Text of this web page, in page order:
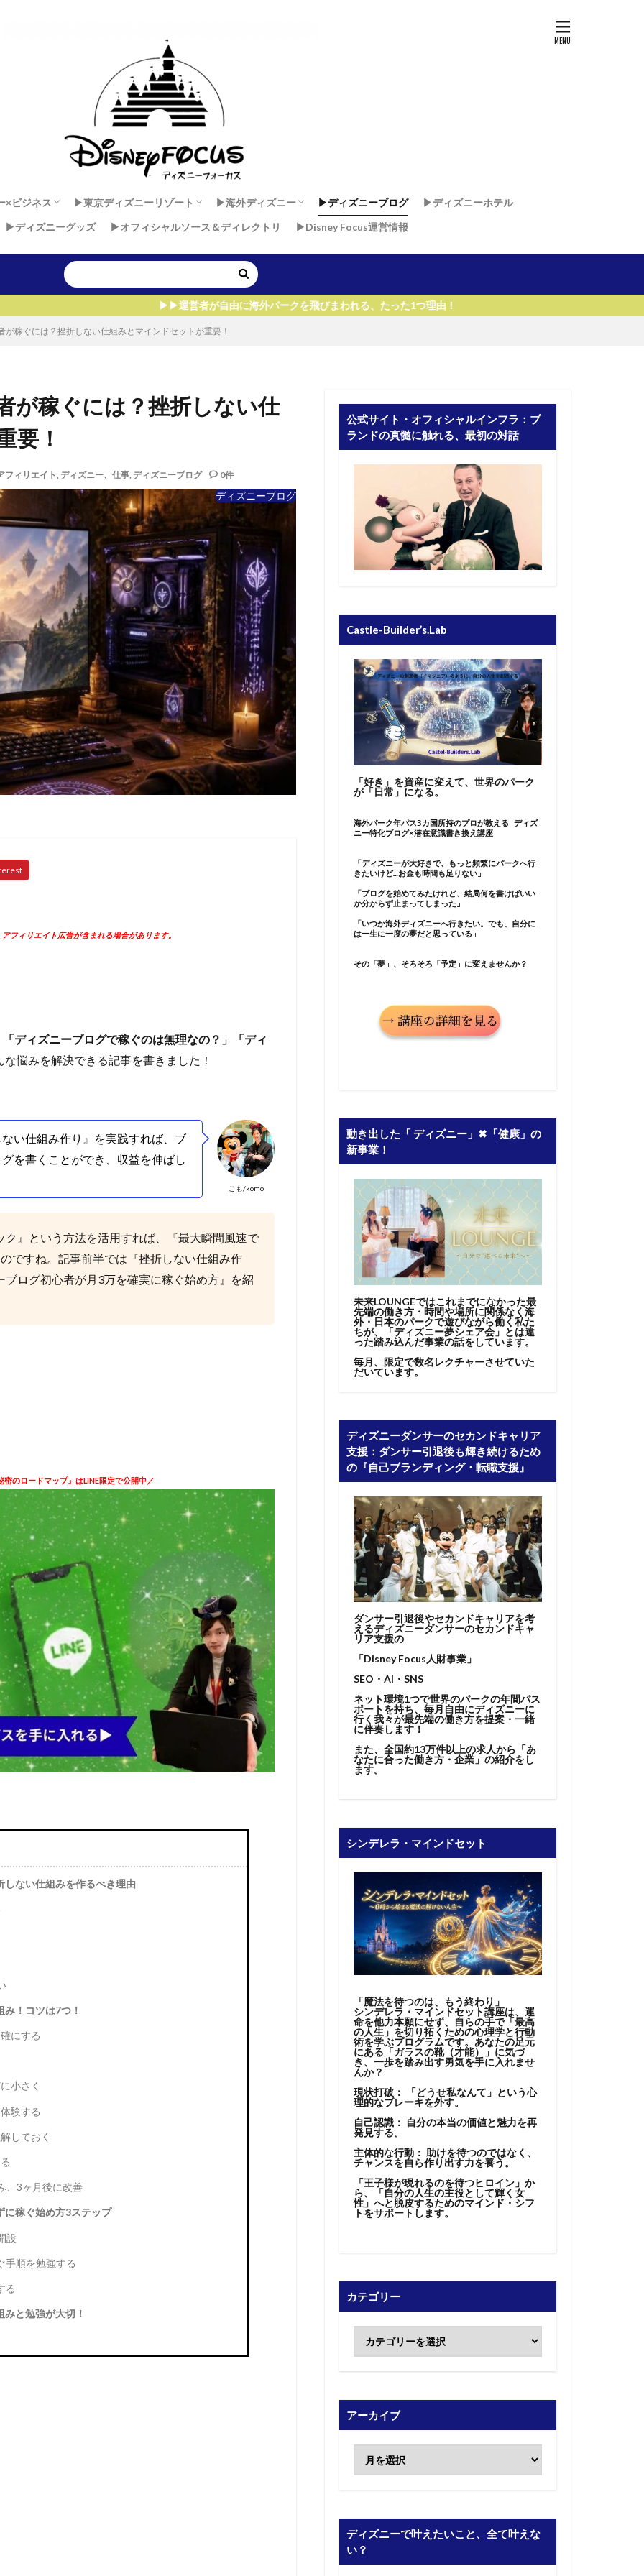
×ビジネス
× 健康
サーセカンドキャリア
×マインド
▶︎東京ディズニーリゾート
東京ディズニーランド
東京ディズニーシー
▶︎海外ディズニー
香港ディズニーランド
上海ディズニーランド
アウラニ・ディズニー・リゾート & スパ
ディズニーランド・リゾート
ディズニーランドパリ
ウォルト・ディズニー・ワールド・リゾート
▶︎ディズニーブログ
▶︎ディズニーホテル
▶︎ディズニーグッズ
▶︎オフィシャルソース＆ディレクトリ ▶︎Disney Focus運営情報
▶︎▶︎運営者が自由に海外パークを飛びまわれる、たった1つ理由！
が稼ぐには？挫折しない仕組みとマインドセットが重要！
が稼ぐには？挫折しない仕
要！
フィリエイト, ディズニー、仕事, ディズニーブログ 0件
ディズニーブログ
フィリエイト広告が含まれる場合があります。
ディズニーブログで稼ぐのは無理なの？」「ディ
な悩みを解決できる記事を書きました！
こも/komo
い仕組み作り』を実践すれば、ブ
を書くことができ、収益を伸ばし
』という方法を活用すれば、『最大瞬間風速で
ですね。 記事前半では『挫折しない仕組み作
ログ初心者が月3万を確実に稼ぐ始め方』を紹
のロードマップ』はLINE限定で公開中／
ない仕組みを作るべき理由
！コツは7つ！
にする
小さく
験する
しておく
、3ヶ月後に改善
稼ぐ始め方3ステップ
設
手順を勉強する
る
と勉強が大切！
公式サイト・オフィシャルインフラ：ブ
ランドの真髄に触れる、最初の対話
Castle-Builder’s.Lab
「好き」を資産に変えて、世界のパーク
が「日常」になる。
海外パーク年パス3カ国所持のプロが教える ディズ
ニー特化ブログ×潜在意識書き換え講座
「ディズニーが大好きで、もっと頻繁にパークへ行
きたいけど…お金も時間も足りない」
「ブログを始めてみたけれど、結局何を書けばいい
か分からず止まってしまった」
「いつか海外ディズニーへ行きたい。でも、自分に
は一生に一度の夢だと思っている」
その「夢」、そろそろ「予定」に変えませんか？
動き出した「 ディズニー」✖︎「健康」の
新事業！
未来LOUNGEではこれまでになかった最
先端の働き方・時間や場所に関係なく海
外・日本のパークで遊びながら働く私た
ちが、「ディズニー夢シェア会」とは違
った踏み込んだ事業の話をしています。
毎月、限定で数名レクチャーさせていた
だいています。
ディズニーダンサーのセカンドキャリア
支援：ダンサー引退後も輝き続けるため
の『自己ブランディング・転職支援』
ダンサー引退後やセカンドキャリアを考
えるディズニーダンサーのセカンドキャ
リア支援の
「Disney Focus人財事業」
SEO・AI・SNS
ネット環境1つで世界のパークの年間パス
ポートを持ち、毎月自由にディズニーに
行く我々が最先端の働き方を提案・一緒
に伴奏します！
また、全国約13万件以上の求人から「あ
なたに合った働き方・企業」の紹介をし
ます。
シンデレラ・マインドセット
「魔法を待つのは、もう終わり」
シンデレラ・マインドセット講座は、運
命を他力本願にせず、自らの手で「最高
の人生」を切り拓くための心理学と行動
術を学ぶプログラムです。あなたの足元
にある「ガラスの靴（才能）」に気づ
き、一歩を踏み出す勇気を手に入れませ
んか？
現状打破：
「どうせ私なんて」という心
理的なブレーキを外す。
自己認識： 自分の本当の価値と魅力を再
発見する。
主体的な行動： 助けを待つのではなく、
チャンスを自ら作り出す力を養う。
「王子様が現れるのを待つヒロイン」か
ら、「自分の人生の主役として輝く女
性」へと脱皮するためのマインド・シフ
トをサポートします。
カテゴリー
アーカイブ
ディズニーで叶えたいこと、全て叶えな
い？